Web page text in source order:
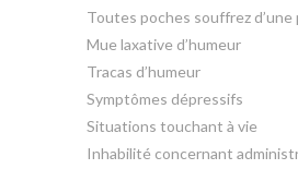
Toutes poches souffrez
Mue laxative d’humeur
Tracas d’humeur
Symptômes dépressifs
Situations touchant à vie
Inhabilité concernant